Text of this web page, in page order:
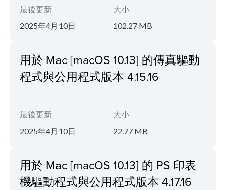
最後更新
2025年4月10日
大小
102.27 MB
用於 Mac [macOS 10.13] 的傳真驅動
程式與公用程式版本 4.15.16
最後更新
2025年4月10日
大小
22.77 MB
用於 Mac [macOS 10.13] 的 PS 印表
機驅動程式與公用程式版本 4.17.16